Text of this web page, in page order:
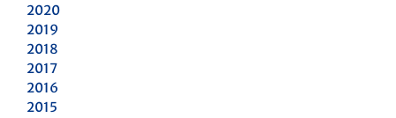
2020
2019
2018
2017
2016
2015